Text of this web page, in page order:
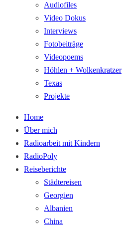
Audiofiles
Video Dokus
Interviews
Fotobeiträge
Videopoems
Höhlen + Wolkenkratzer
Texas
Projekte
Home
Über mich
Radioarbeit mit Kindern
RadioPoly
Reiseberichte
Städtereisen
Georgien
Albanien
China